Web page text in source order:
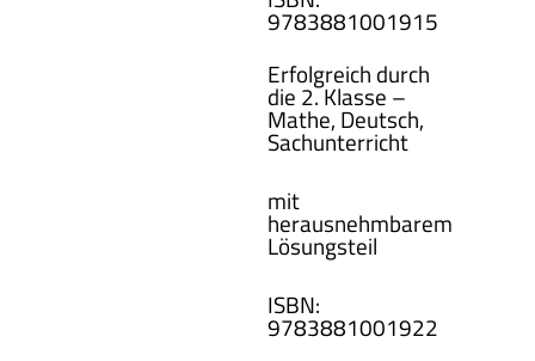
9783881001915
Erfolgreich durch
die 2. Klasse –
Mathe, Deutsch,
Sachunterricht
mit
herausnehmbarem
Lösungsteil
ISBN:
9783881001922